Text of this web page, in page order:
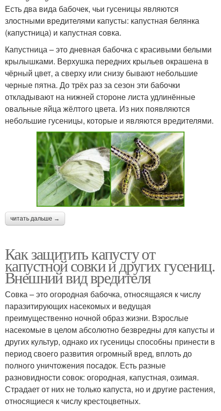
Есть два вида бабочек, чьи гусеницы являются
злостными вредителями капусты: капустная белянка
(капустница) и капустная совка.
Капустница – это дневная бабочка с красивыми белыми
крылышками. Верхушка передних крыльев окрашена в
чёрный цвет, а сверху или снизу бывают небольшие
черные пятна. До трёх раз за сезон эти бабочки
откладывают на нижней стороне листа удлинённые
овальные яйца жёлтого цвета. Из них появляются
небольшие гусеницы, которые и являются вредителями.
читать дальше →
Как защитить капусту от
капустной совки и других гусениц.
Внешний вид вредителя
Совка – это огородная бабочка, относящаяся к числу
паразитирующих насекомых и ведущая
преимущественно ночной образ жизни. Взрослые
насекомые в целом абсолютно безвредны для капусты и
других культур, однако их гусеницы способны принести в
период своего развития огромный вред, вплоть до
полного уничтожения посадок. Есть разные
разновидности совок: огородная, капустная, озимая.
Страдает от них не только капуста, но и другие растения,
относящиеся к числу крестоцветных.